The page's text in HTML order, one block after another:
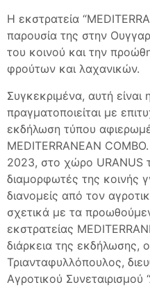
Η εκστρατεία
παρουσία της στην
του κοινού και την
φρούτων και λαχανικών.
Συγκεκριμένα, αυτή είναι
πραγματοποιείται με
εκδήλωση τύπου
MEDITERRANEAN
2023, στο χώρο URANUS
διαμορφωτές της κοινής
διανομείς από τον
σχετικά με τα
εκστρατείας
διάρκεια της εκδήλωσης,
Τριανταφυλλόπουλος,
Αγροτικού Συνεταιρισμού